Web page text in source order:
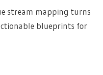
stream mapping turns
blueprints for